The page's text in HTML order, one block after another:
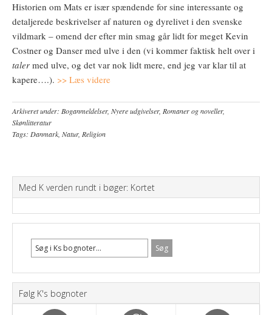
Historien om Mats er især spændende for sine interessante og
detaljerede beskrivelser af naturen og dyrelivet i den svenske
vildmark – omend der efter min smag går lidt for meget Kevin
Costner og Danser med ulve i den (vi kommer faktisk helt over i
taler med ulve, og det var nok lidt mere, end jeg var klar til at
kapere….). >> Læs videre
Arkiveret under: Boganmeldelser, Nyere udgivelser, Romaner og noveller,
Skønlitteratur
Tags: Danmark Natur, Religion
Med K verden rundt i bøger: Kortet
Følg K's bognoter